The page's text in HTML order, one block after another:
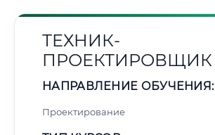
ТЕХНИК-
ПРОЕКТИРОВЩИК
НАПРАВЛЕНИЕ ОБУЧЕНИЯ:
Проектирование